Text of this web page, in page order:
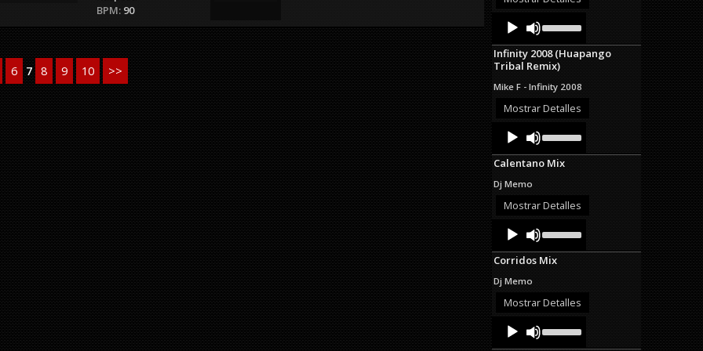
BPM: 90
6 7 8 9 10 >>
Audio
Player
Up/Down
Arrow
keys
to
increase
or
decrease
Infinity 2008 (Huapango
Tribal Remix)
Mike F - Infinity 2008
Mostrar Detalles
Audio
Player
Up/Down
Arrow
keys
or
Calentano Mix
Dj Memo
Mostrar Detalles
Audio
Player
Up/Down
Arrow
keys
or
Corridos Mix
Dj Memo
Mostrar Detalles
Audio
Player
Up/Down
Arrow